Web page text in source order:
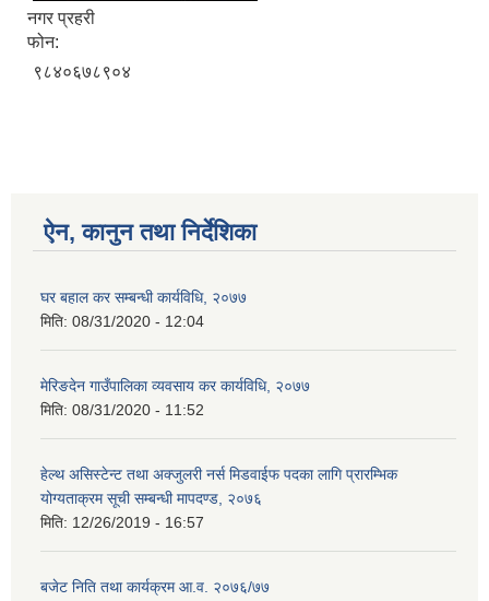
नगर प्रहरी
फोन:
९८४०६७८९०४
ऐन, कानुन तथा निर्देशिका
घर बहाल कर सम्बन्धी कार्यविधि, २०७७
मिति: 08/31/2020 - 12:04
मेरिङदेन गाउँपालिका व्यवसाय कर कार्यविधि, २०७७
मिति: 08/31/2020 - 11:52
हेल्थ असिस्टेन्ट तथा अक्जुलरी नर्स मिडवाईफ पदका लागि प्रारम्भिक
योग्यताक्रम सूची सम्बन्धी मापदण्ड, २०७६
मिति: 12/26/2019 - 16:57
बजेट निति तथा कार्यक्रम आ.व. २०७६/७७